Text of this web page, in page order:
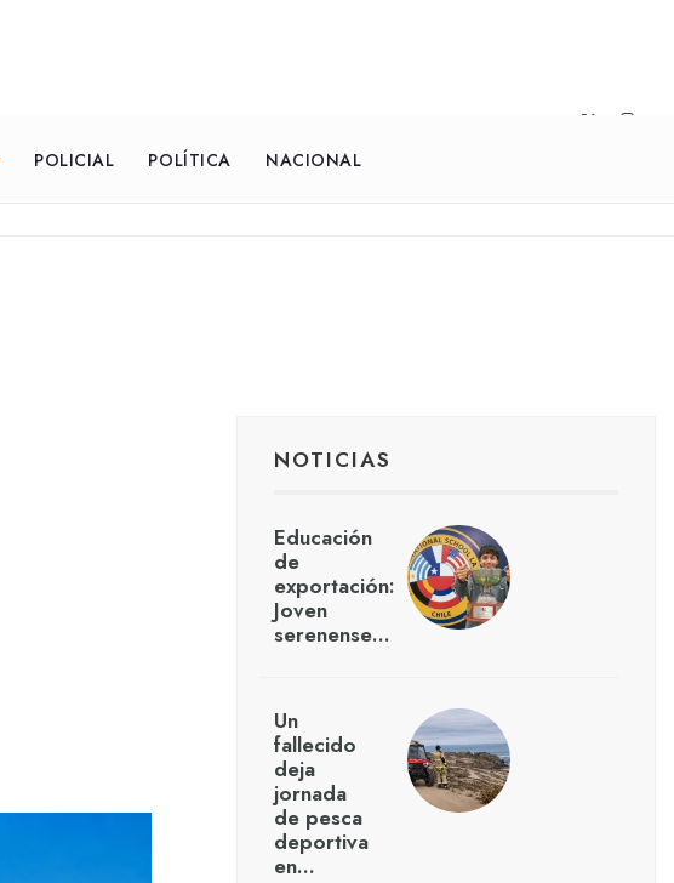
POLICIAL POLÍTICA NACIONAL
NOTICIAS
Educación
de
exportación:
Joven
serenense…
Un
fallecido
deja
jornada
de pesca
deportiva
en…